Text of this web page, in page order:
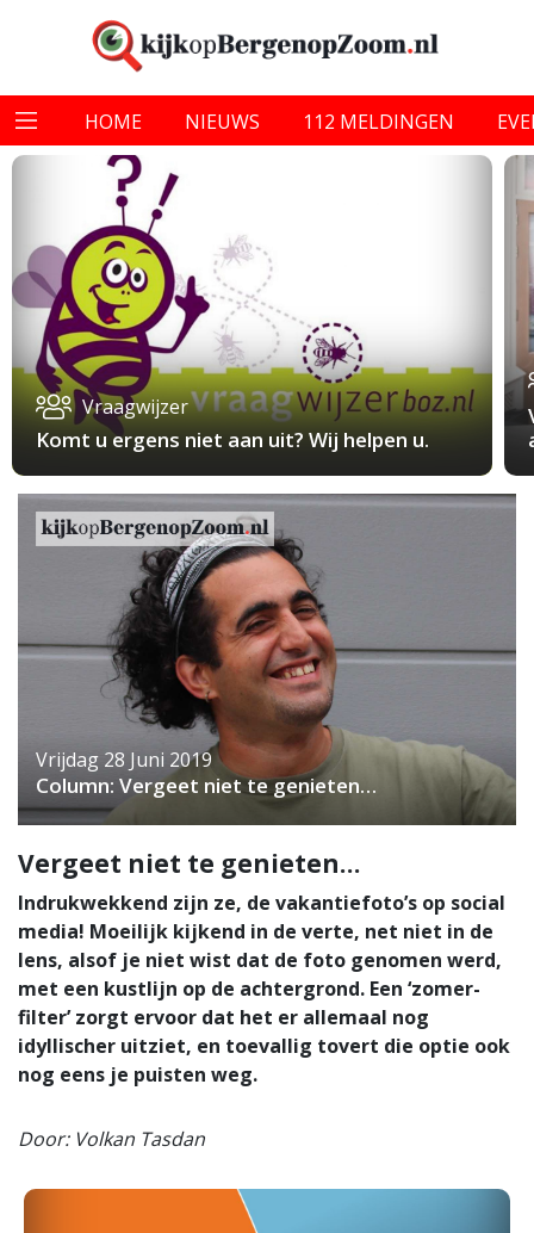
HOME NIEUWS 112 MELDINGEN
Vraagwijzer
Komt u ergens niet aan uit? Wij helpen u.
Vrijdag 28 Juni 2019
Column: Vergeet niet te genieten…
Vergeet niet te genieten…
Indrukwekkend zijn ze, de vakantiefoto’s op social
media! Moeilijk kijkend in de verte, net niet in de
lens, alsof je niet wist dat de foto genomen werd,
met een kustlijn op de achtergrond. Een ‘zomer-
filter’ zorgt ervoor dat het er allemaal nog
idyllischer uitziet, en toevallig tovert die optie ook
nog eens je puisten weg.
Door: Volkan Tasdan